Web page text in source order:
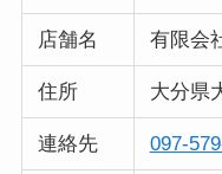
店舗名 有限会
住所 大分県
連絡先 097-